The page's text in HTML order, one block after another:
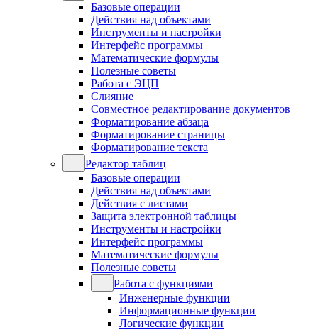
Базовые операции
Действия над объектами
Инструменты и настройки
Интерфейс программы
Математические формулы
Полезные советы
Работа с ЭЦП
Слияние
Совместное редактирование документов
Форматирование абзаца
Форматирование страницы
Форматирование текста
Редактор таблиц
Базовые операции
Действия над объектами
Действия с листами
Защита электронной таблицы
Инструменты и настройки
Интерфейс программы
Математические формулы
Полезные советы
Работа с функциями
Инженерные функции
Информационные функции
Логические функции